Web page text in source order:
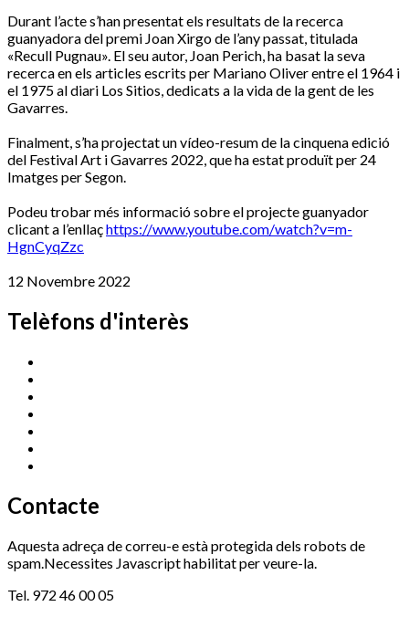
Durant l’acte s’han presentat els resultats de la recerca
guanyadora del premi Joan Xirgo de l’any passat, titulada
«Recull Pugnau». El seu autor, Joan Perich, ha basat la seva
recerca en els articles escrits per Mariano Oliver entre el 1964 i
el 1975 al diari Los Sitios, dedicats a la vida de la gent de les
Gavarres.
Finalment, s’ha projectat un vídeo-resum de la cinquena edició
del Festival Art i Gavarres 2022, que ha estat produït per 24
Imatges per Segon.
Podeu trobar més informació sobre el projecte guanyador
clicant a l’enllaçhttps://www.youtube.com/watch?v=m-
HgnCyqZzc
12 Novembre 2022
Telèfons d'interès
Contacte
Aquesta adreça de correu-e està protegida dels robots de
spam.Necessites Javascript habilitat per veure-la.
Tel. 972 46 00 05